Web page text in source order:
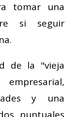
tomar una
si seguir
de la "vieja
y una